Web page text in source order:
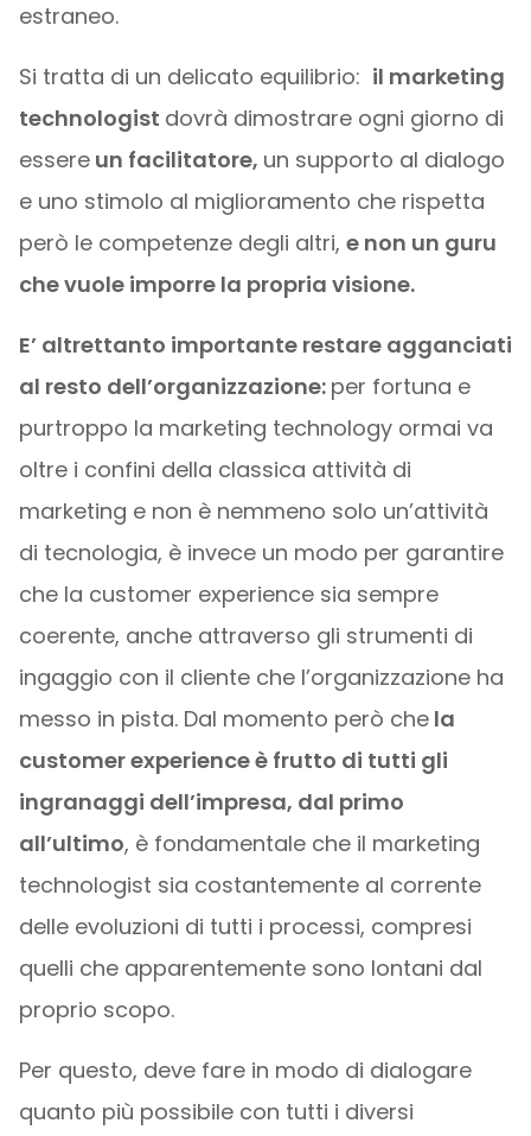
estraneo.
Si tratta di un delicato equilibrio: il marketing
technologist dovrà dimostrare ogni giorno di
essereun facilitatore, un supporto al dialogo
e uno stimolo al miglioramento che rispetta
però le competenze degli altri, e non un guru
che vuole imporre la propria visione.
E’ altrettanto importante restare agganciati
al resto dell’organizzazione: per fortuna e
purtroppo la marketing technology ormai va
oltre i confini della classica attività di
marketing e non è nemmeno solo un’attività
di tecnologia, è invece un modo per garantire
che la customer experience sia sempre
coerente, anche attraverso gli strumenti di
ingaggio con il cliente che l’organizzazione ha
messo in pista. Dal momento però chela
customer experience è frutto di tutti gli
ingranaggi dell’impresa, dal primo
all’ultimo, è fondamentale che il marketing
technologist sia costantemente al corrente
delle evoluzioni di tutti i processi, compresi
quelli che apparentemente sono lontani dal
proprio scopo.
Per questo, deve fare in modo di dialogare
quanto più possibile con tutti i diversi